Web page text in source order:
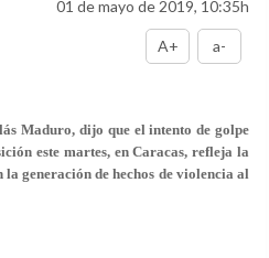
01 de mayo de 2019, 10:35h
A+ a-
Maduro, dijo que el intento de golpe
este martes, en Caracas, refleja la
la generación de hechos de violencia al